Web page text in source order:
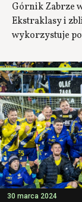
Górnik Zabrze
Ekstraklasy i
wykorzystuje
30 marca 2024